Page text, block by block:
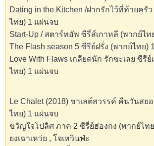
Dating in the Kitchen /ฝากรักไว้ที่ท้ายครั
ไทย) 1 แผ่นจบ
Start-Up / สตาร์ทอัพ ซีรี่ส์เกาหลี (พากย์ไ
The Flash season 5 ซีรีย์ฝรั่ง (พากย์ไทย)
Love With Flaws เกลียดนัก รักซะเลย ซีรี
ไทย) 1 แผ่นจบ
Le Chalet (2018) ชาเลต์สวรรค์ คืนวันสย
ไทย) 1 แผ่นจบ
ขวัญใจโปลิศ ภาค 2 ซีรี่ย์ฮ่องกง (พากย์ไท
ยงเฉาเหว่ย , โจเหวินฟ่ะ